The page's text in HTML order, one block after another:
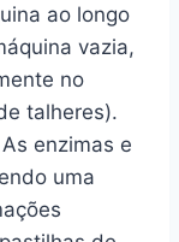
ao longo
vazia,
no
talheres).
enzimas e
uma